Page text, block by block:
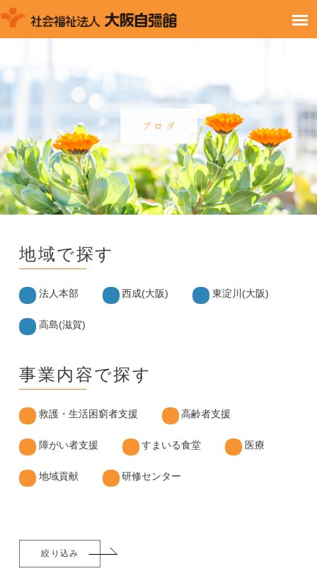
地域で探す
法人本部 西成(大阪) 東淀川(大阪)
高島(滋賀)
事業内容で探す
救護・生活困窮者支援 高齢者支援
障がい者支援 すまいる食堂 医療
地域貢献 研修センター
絞り込み